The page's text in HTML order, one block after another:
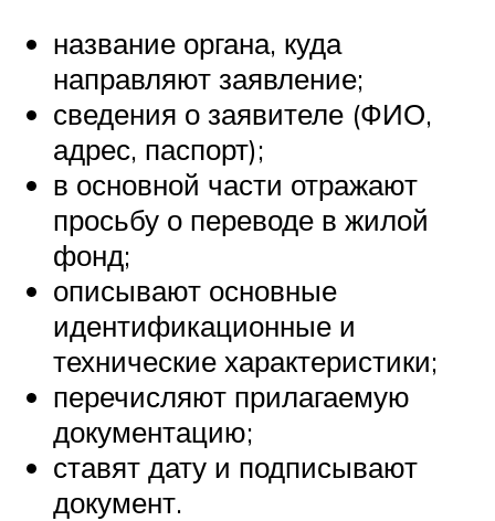
название органа, куда
направляют заявление;
сведения о заявителе (ФИО,
адрес, паспорт);
в основной части отражают
просьбу о переводе в жилой
фонд;
описывают основные
идентификационные и
технические характеристики;
перечисляют прилагаемую
документацию;
ставят дату и подписывают
документ.